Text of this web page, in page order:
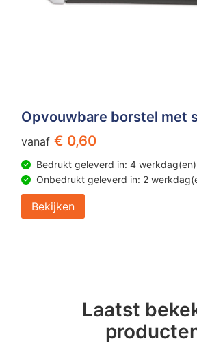
Opvouwbare borstel met
vanaf € 0,60
Bedrukt geleverd in: 4 werkdag(en)
Onbedrukt geleverd in: 2
Bekijken
Laatst